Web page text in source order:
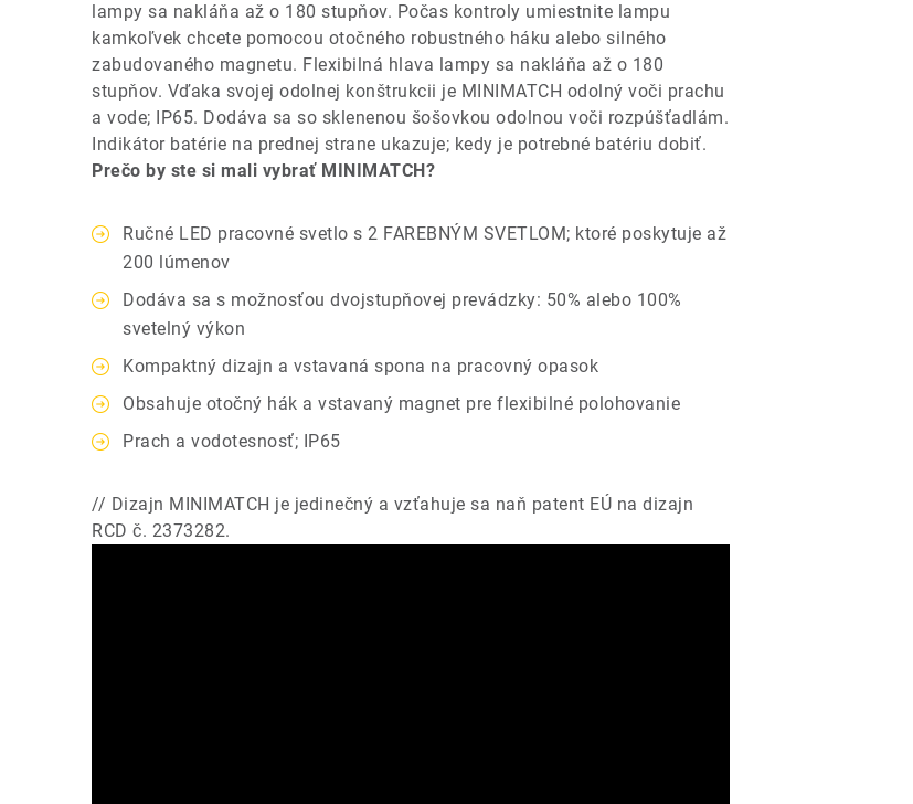
lampy sa nakláňa až o 180 stupňov. Počas kontroly umiestnite lampu
kamkoľvek chcete pomocou otočného robustného háku alebo silného
zabudovaného magnetu. Flexibilná hlava lampy sa nakláňa až o 180
stupňov. Vďaka svojej odolnej konštrukcii je MINIMATCH odolný voči prachu
a vode; IP65. Dodáva sa so sklenenou šošovkou odolnou voči rozpúšťadlám.
Indikátor batérie na prednej strane ukazuje; kedy je potrebné batériu dobiť.
Prečo by ste si mali vybrať MINIMATCH?
Ručné LED pracovné svetlo s 2 FAREBNÝM SVETLOM; ktoré poskytuje až
200 lúmenov
Dodáva sa s možnosťou dvojstupňovej prevádzky: 50% alebo 100%
svetelný výkon
Kompaktný dizajn a vstavaná spona na pracovný opasok
Obsahuje otočný hák a vstavaný magnet pre flexibilné polohovanie
Prach a vodotesnosť; IP65
// Dizajn MINIMATCH je jedinečný a vzťahuje sa naň patent EÚ na dizajn
RCD č. 2373282.